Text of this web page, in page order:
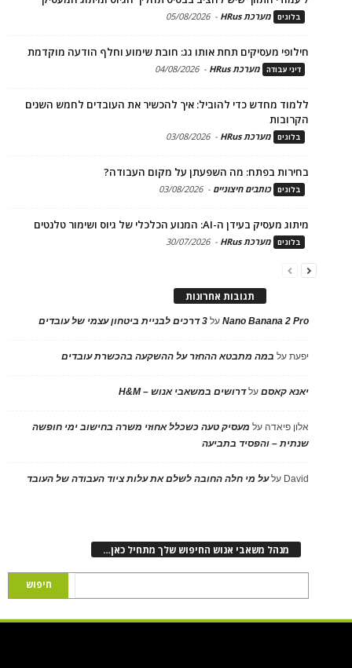
בלוגים מערכת HRus -
05/08/2026
חילופי מעסיקים תחת אותו גג: חובת שימוע וחלף הודעה מוקדמת
דיני עבודה מערכת HRus -
04/08/2026
ללמוד מחדש כדי להוביל: איך להכשיר את העובדים לחמש השנים
הקרובות
בלוגים מערכת HRus -
03/08/2026
בחירות בפתח: מה השפעתן על מקום העבודה?
בלוגים כותבים חיצוניים -
03/08/2026
מיתוג מעסיק בעידן ה-AI: המנוע הכלכלי של גיוס ושימור טלנטים
בלוגים מערכת HRus -
30/07/2026
תגובות אחרונות
Nano Banana 2 Proעל 3 דרכים לבניית ביטחון עצמי של עובדים
יפעתעל במה מתבטא ההחזר על ההשקעה בהכשרת עובדים
יאנא קאסםעלדרושים במשאבי אנוש – H&M
אלון פיאדה על מעסיק טעה כשכלל אחוזי משרה בחישוב ימי חופשה
שנתית – והפסיד בתביעה
David עלעל מי חלה החובה לשלם את עלות ציוד העבודה של העובד
מנהל משאבי אנוש החיפוש שלך מתחיל כאן…